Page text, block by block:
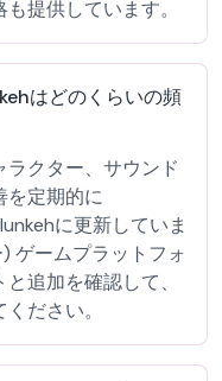
提供しています。
はどのくらいの頻
クター、サウンド
を定期的に
に更新していま
ゲームプラットフォ
追加を確認して、
ださい。